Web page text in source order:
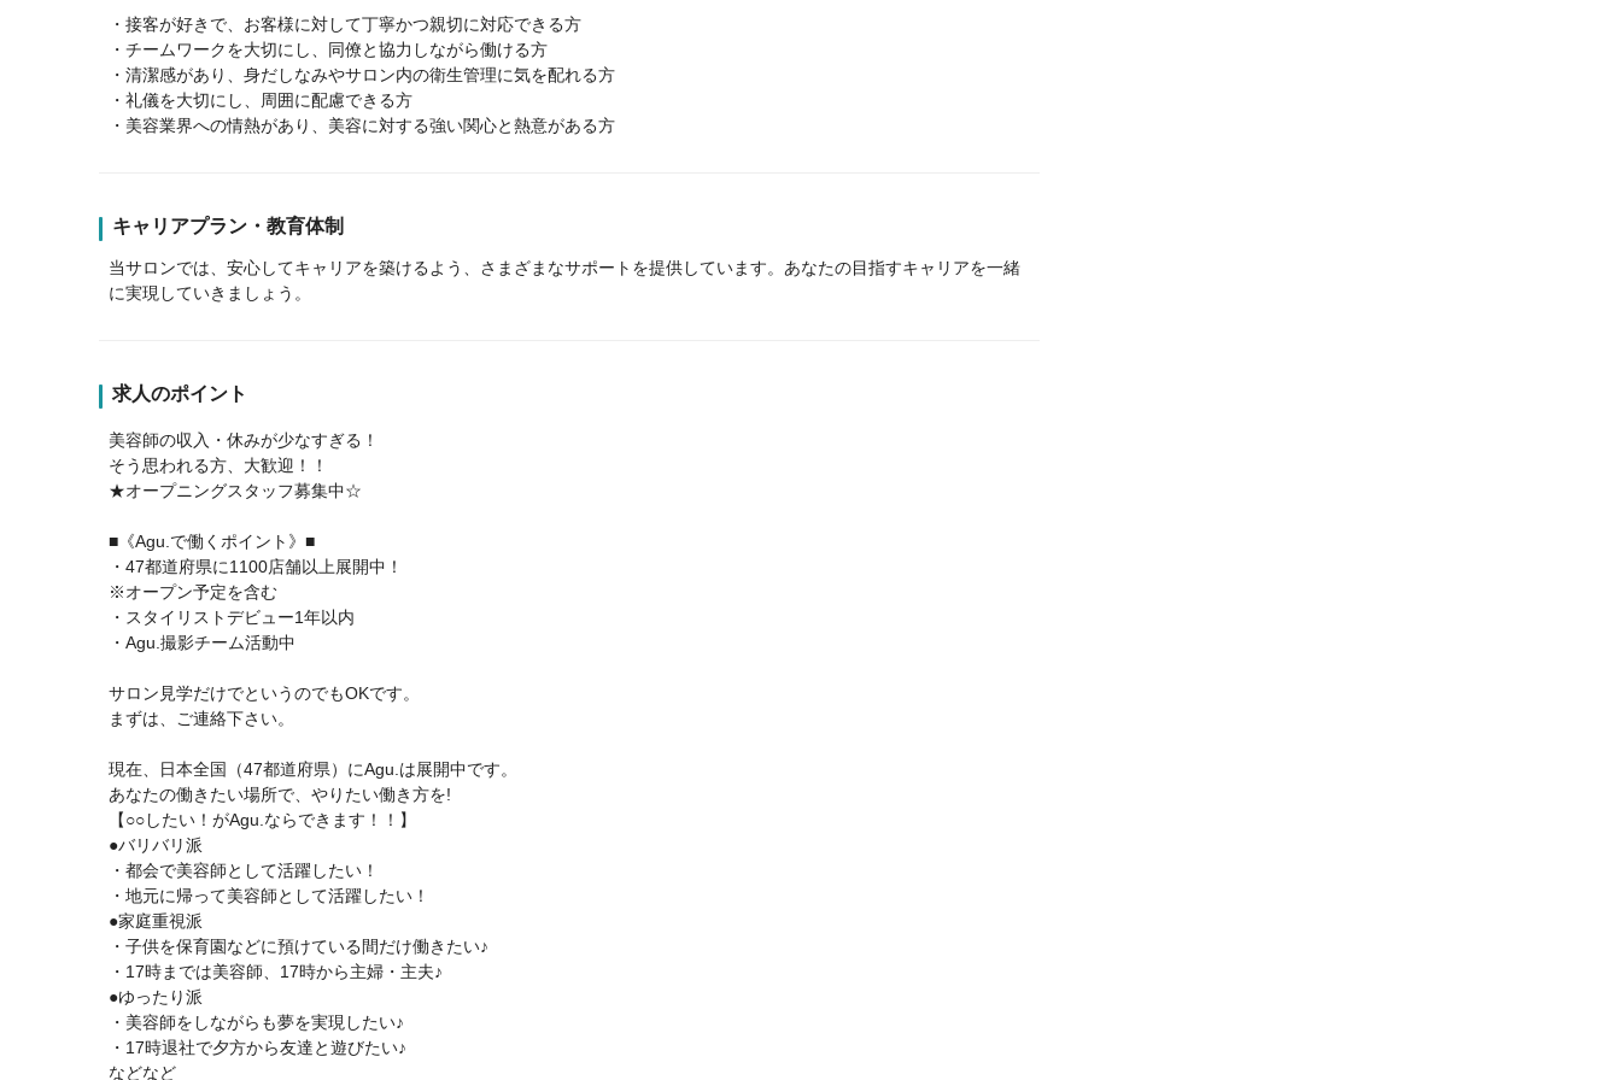
・接客が好きで、お客様に対して丁寧かつ親切に対応できる方
・チームワークを大切にし、同僚と協力しながら働ける方
・清潔感があり、身だしなみやサロン内の衛生管理に気を配れる方
・礼儀を大切にし、周囲に配慮できる方
・美容業界への情熱があり、美容に対する強い関心と熱意がある方
キャリアプラン・教育体制
当サロンでは、安心してキャリアを築けるよう、さまざまなサポートを提供しています。あなたの目指すキャリアを一緒
に実現していきましょう。
求人のポイント
美容師の収入・休みが少なすぎる！
そう思われる方、大歓迎！！
★オープニングスタッフ募集中☆
■《Agu.で働くポイント》■
・47都道府県に1100店舗以上展開中！
※オープン予定を含む
・スタイリストデビュー1年以内
・Agu.撮影チーム活動中
サロン見学だけでというのでもOKです。
まずは、ご連絡下さい。
現在、日本全国（47都道府県）にAgu.は展開中です。
あなたの働きたい場所で、やりたい働き方を!
【○○したい！がAgu.ならできます！！】
●バリバリ派
・都会で美容師として活躍したい！
・地元に帰って美容師として活躍したい！
●家庭重視派
・子供を保育園などに預けている間だけ働きたい♪
・17時までは美容師、17時から主婦・主夫♪
●ゆったり派
・美容師をしながらも夢を実現したい♪
・17時退社で夕方から友達と遊びたい♪
などなど